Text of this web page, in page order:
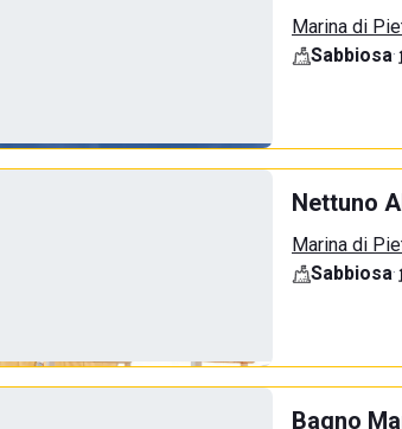
Marina di
Sabbiosa·
Nettuno
Marina di
Sabbiosa·
Bagno